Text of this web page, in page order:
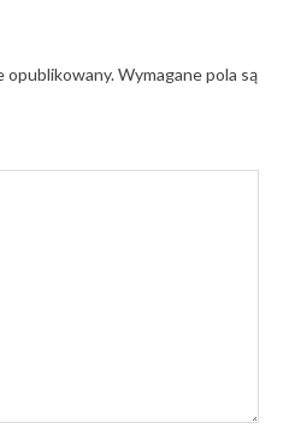
opublikowany.Wymagane pola są